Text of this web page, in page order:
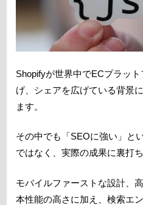
Shopifyが世界中でECプラッ
げ、シェアを広げている背景
ます。
その中でも「SEOに強い」と
ではなく、実際の成果に裏打
モバイルファーストな設計、
本性能の高さに加え、検索エ